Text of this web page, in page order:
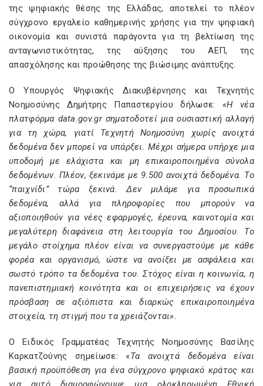
της ψηφιακής θέσης της Ελλάδας, αποτελεί το πλέον
σύγχρονο εργαλείο καθημερινής χρήσης για την ψηφιακή
οικονομία και συνιστά παράγοντα για τη βελτίωση της
ανταγωνιστικότητας, της αύξησης του ΑΕΠ, της
απασχόλησης και προώθησης της βιώσιμης ανάπτυξης.
Ο Υπουργός Ψηφιακής Διακυβέρνησης και Τεχνητής
Νοημοσύνης Δημήτρης Παπαστεργίου δήλωσε: «Η νέα
πλατφόρμα data.gov.gr σηματοδοτεί μια ουσιαστική αλλαγή
για τη χώρα, γιατί Τεχνητή Νοημοσύνη χωρίς ανοιχτά
δεδομένα δεν μπορεί να υπάρξει. Μέχρι σήμερα υπήρχε μια
υποδομή με ελάχιστα και μη επικαιροποιημένα σύνολα
δεδομένων. Πλέον, ξεκινάμε με 9.500 ανοιχτά δεδομένα. Το
“παιχνίδι” τώρα ξεκινά. Δεν μιλάμε για προσωπικά
δεδομένα, αλλά για πληροφορίες που μπορούν να
αξιοποιηθούν για νέες εφαρμογές, έρευνα, καινοτομία και
μεγαλύτερη διαφάνεια στη λειτουργία του Δημοσίου. Το
μεγάλο στοίχημα πλέον είναι να συνεργαστούμε με κάθε
φορέα και οργανισμό, ώστε να ανοίξει με ασφάλεια και
σωστό τρόπο τα δεδομένα του. Στόχος είναι η κοινωνία, η
πανεπιστημιακή κοινότητα και οι επιχειρήσεις να έχουν
πρόσβαση σε αξιόπιστα και διαρκώς επικαιροποιημένα
στοιχεία, τη στιγμή που τα χρειάζονται».
Ο Ειδικός Γραμματέας Τεχνητής Νοημοσύνης Βασίλης
Καρκατζούνης σημείωσε: «Τα ανοιχτά δεδομένα είναι
βασική προϋπόθεση για ένα σύγχρονο ψηφιακό κράτος και